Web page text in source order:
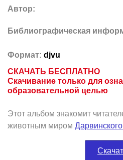
Автор:
Библиографическая
Формат: djvu
СКАЧАТЬ БЕСПЛАТНО
Скачивание только для
образовательной целью
Этот альбом знакомит
животным миром